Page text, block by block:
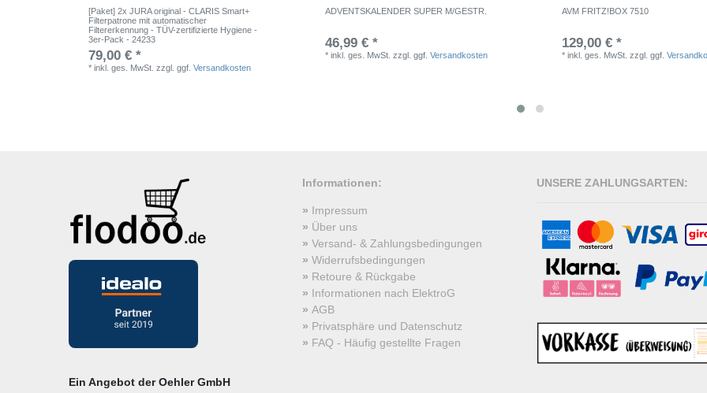
[Paket] 2x JURA original - CLARIS Smart+
Filterpatrone mit automatischer
Filtererkennung - TÜV-zertifizierte Hygiene -
3er-Pack - 24233
79,00 € *
*inkl. ges. MwSt. zzgl. ggf.Versandkosten
ADVENTSKALENDER SUPER M/GESTR.
46,99 € *
*inkl. ges. MwSt. zzgl. ggf.Versandkosten
AVM FRITZ!BOX 7510
129,00 € *
*inkl. ges. MwSt. zzgl. ggf.
Ein Angebot der Oehler GmbH
Informationen:
Impressum
Über uns
Versand- & Zahlungsbedingungen
Widerrufsbedingungen
Retoure & Rückgabe
Informationen nach ElektroG
AGB
Privatsphäre und Datenschutz
FAQ - Häufig gestellte Fragen
UNSERE ZAHLUNGSARTEN: